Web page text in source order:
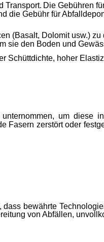
Transport. Die Gebühren
Gebühr für
(Basalt, Dolomit usw.)
sie den Boden und
Schüttdichte, hoher
um diese
Fasern zerstört oder
bewährte
von Abfällen,